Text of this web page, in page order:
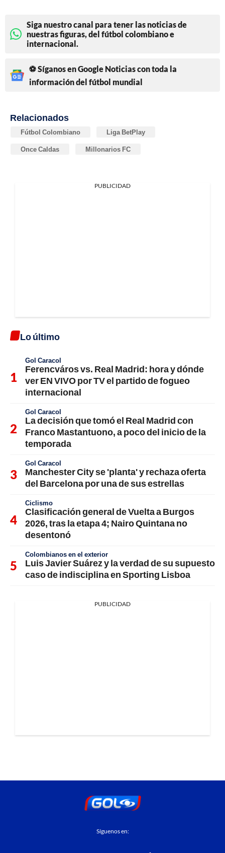
Siga nuestro canal para tener las noticias de
nuestras figuras, del fútbol colombiano e
internacional.
⚽ Síganos en Google Noticias con toda la
información del fútbol mundial
Relacionados
Fútbol Colombiano Liga BetPlay
Once Caldas Millonarios FC
PUBLICIDAD
Lo último
Gol Caracol
Ferencváros vs. Real Madrid: hora y dónde
ver EN VIVO por TV el partido de fogueo
internacional
Gol Caracol
La decisión que tomó el Real Madrid con
Franco Mastantuono, a poco del inicio de la
temporada
Gol Caracol
Manchester City se 'planta' y rechaza oferta
del Barcelona por una de sus estrellas
Ciclismo
Clasificación general de Vuelta a Burgos
2026, tras la etapa 4; Nairo Quintana no
desentonó
Colombianos en el exterior
Luis Javier Suárez y la verdad de su supuesto
caso de indisciplina en Sporting Lisboa
PUBLICIDAD
Síguenos en: